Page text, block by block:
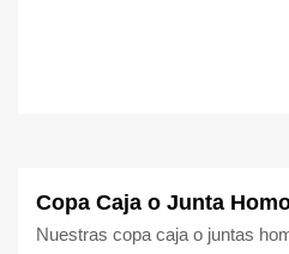
Copa Caja o Junta
Nuestras copa caja o juntas